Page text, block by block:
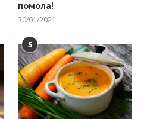
помола!
30/01/2021
5